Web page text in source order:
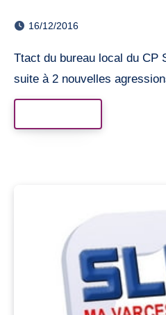
16/12/2016
Ttact du bureau local du CP Saint-Quentin-Fallavier
suite à 2 nouvelles